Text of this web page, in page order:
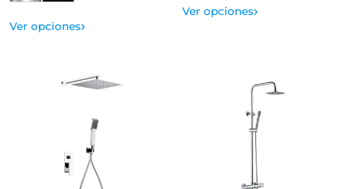
Ver opciones›
Ver opciones›